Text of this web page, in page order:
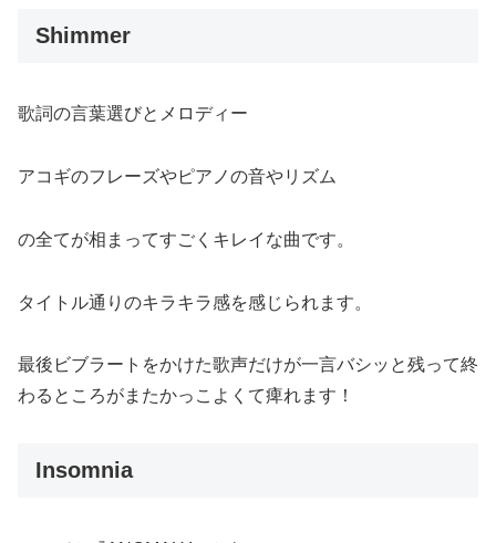
Shimmer
歌詞の言葉選びとメロディー
アコギのフレーズやピアノの音やリズム
の全てが相まってすごくキレイな曲です。
タイトル通りのキラキラ感を感じられます。
最後ビブラートをかけた歌声だけが一言バシッと残って終
わるところがまたかっこよくて痺れます！
Insomnia